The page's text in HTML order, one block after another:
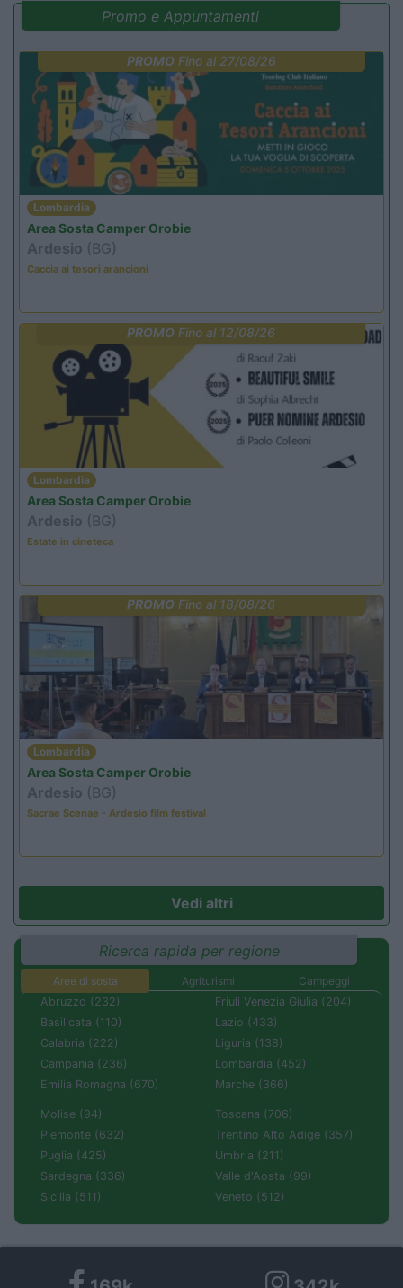
Promo e Appuntamenti
PROMOFino al 27/08/26
Lombardia
Area Sosta Camper Orobie
Ardesio (BG)
Caccia ai tesori arancioni
PROMO Fino al 12/08/26
Lombardia
Area Sosta Camper Orobie
Ardesio (BG)
Estate in cineteca
PROMO Fino al 18/08/26
Lombardia
Area Sosta Camper Orobie
Ardesio (BG)
Sacrae Scenae - Ardesio film festival
Vedi altri
Ricerca rapida per regione
Aree di sosta Agriturismi
Campeggi
Abruzzo (232)
Basilicata (110)
Calabria (222)
Campania (236)
Emilia Romagna (670)
Friuli Venezia Giulia (204)
Lazio (433)
Liguria (138)
Lombardia (452)
Marche (366)
Molise (94)
Piemonte (632)
Puglia (425)
Sardegna (336)
Sicilia (511)
Toscana (706)
Trentino Alto Adige (357)
Umbria (211)
Valle d'Aosta (99)
Veneto (512)